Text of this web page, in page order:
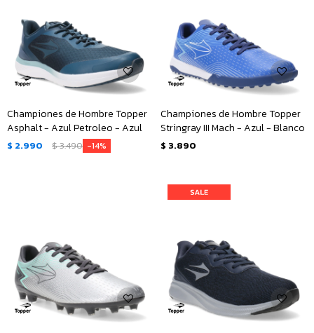
Championes de Hombre Topper
Asphalt - Azul Petroleo - Azul
$ 2.990 $3.490 14
Championes de Hombre Topper
Stringray III Mach - Azul - Blanco
$ 3.890